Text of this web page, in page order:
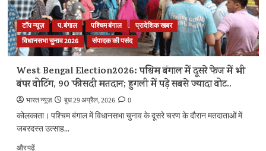
का
बड़ा
फैसला,
2
मई
दोबारा
होगा
मतदान
बारे
में
और
टॉप न्यूज़ प.बंगाल पश्चिम बंगाल
प्रादेशिक खबर
विधानसभा चुनाव 2026
संपादक की पसंद
West Bengal Election2026: पश्चिम बंगाल में दूसरे फेज में भी
बंपर वोटिंग, 90 फीसदी मतदान; हुगली में पड़े सबसे ज्यादा वोट..
भारत न्यूज़ बुध 29 अप्रैल, 2026
0
कोलकाता। पश्चिम बंगाल में विधानसभा चुनाव के दूसरे चरण के दौरान मतदाताओं में
जबरदस्त उत्साह...
और पढ़ेंWest